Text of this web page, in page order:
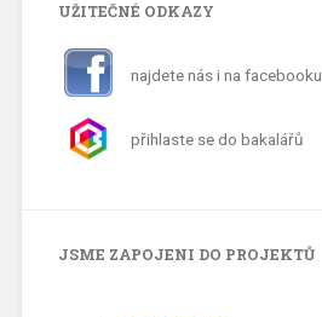
UŽITEČNÉ ODKAZY
najdete nás i na facebooku
přihlaste se do bakalářů
JSME ZAPOJENI DO PROJEKTŮ